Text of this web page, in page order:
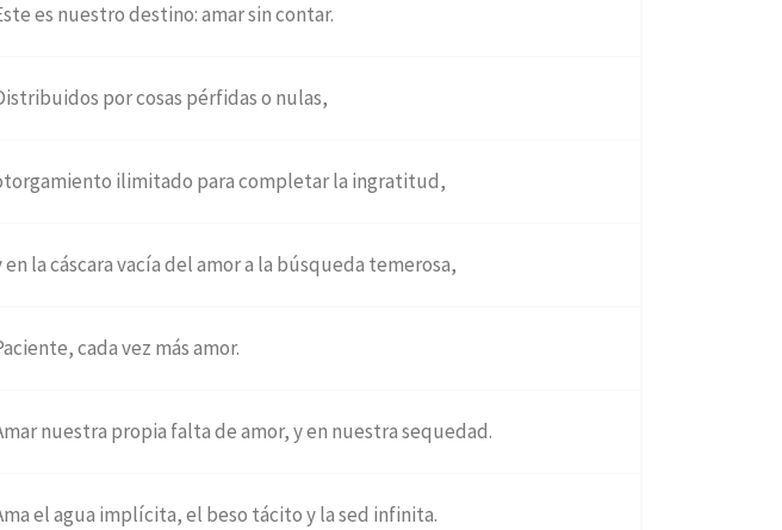
es nuestro destino: amar sin contar.
por cosas pérfidas o nulas,
ilimitado para completar la ingratitud,
en la cáscara vacía del amor a la búsqueda temerosa,
cada vez más amor.
nuestra propia falta de amor, y en nuestra sequedad.
el agua implícita, el beso tácito y la sed infinita.